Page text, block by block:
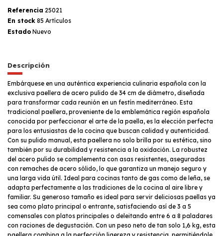
Referencia 25021
En stock 85 Artículos
Estado Nuevo
Descripción
Embárquese en una auténtica experiencia culinaria española con la
exclusiva paellera de acero pulido de 34 cm de diámetro, diseñada
para transformar cada reunión en un festín mediterráneo. Esta
tradicional paellera, proveniente de la emblemática región española
conocida por perfeccionar el arte de la paella, es la elección perfecta
para los entusiastas de la cocina que buscan calidad y autenticidad.
Con su pulido manual, esta paellera no solo brilla por su estética, sino
también por su durabilidad y resistencia a la oxidación. La robustez
del acero pulido se complementa con asas resistentes, aseguradas
con remaches de acero sólido, lo que garantiza un manejo seguro y
una larga vida útil. Ideal para cocinas tanto de gas como de leña, se
adapta perfectamente a las tradiciones de la cocina al aire libre y
familiar. Su generoso tamaño es ideal para servir deliciosas paellas ya
sea como plato principal o entrante, satisfaciendo así de 3 a 5
comensales con platos principales o deleitando entre 6 a 8 paladares
con raciones de degustación. Con un peso neto de tan solo 1,6 kg, esta